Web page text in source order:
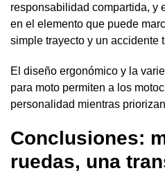
responsabilidad compartida, y
en el elemento que puede
simple trayecto y un accidente
El diseño ergonómico y la
para moto permiten a los
personalidad mientras
Conclusiones:
ruedas, una